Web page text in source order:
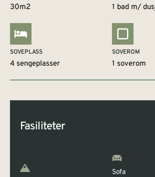
30m2 1 bad m/
SOVEPLASS
4 sengeplasser
SOVEROM
1 soverom
Fasiliteter
Sofa